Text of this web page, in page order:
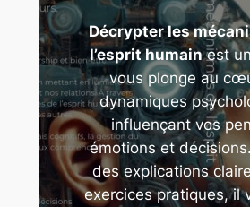
Décrypter les
l’esprit humainest
vous plonge au
dynamiques
influençant vos
émotions et
des explications
exercices pratiques, il